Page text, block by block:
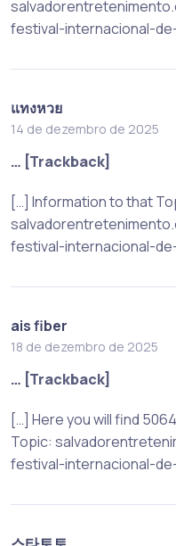
festival-internacional-
แทงหวย
14 de dezembro de 2025
… [Trackback]
[…] Information to that
festival-internacional-
ais fiber
18 de dezembro de 2025
… [Trackback]
[…] Here you will find
Topic:
festival-internacional-